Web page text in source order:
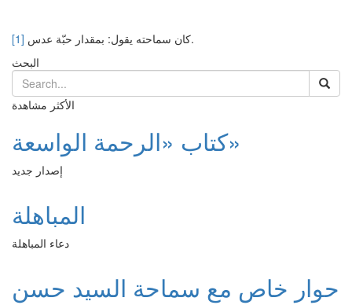
[1]
كان سماحته يقول: بمقدار حبّة عدس.
البحث
الأكثر مشاهدة
كتاب «الرحمة الواسعة»
إصدار جديد
المباهلة
دعاء المباهلة
حوار خاص مع سماحة السيد حسن